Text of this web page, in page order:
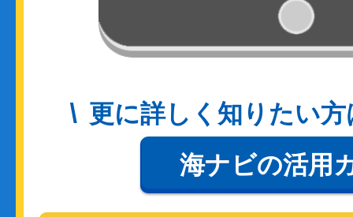
更に詳しく知りたい
海ナビの活用